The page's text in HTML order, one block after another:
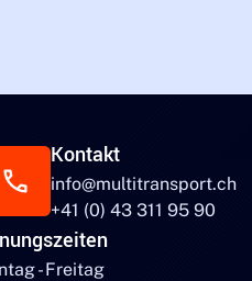
Kontakt
info@multitransport.ch
+41 (0) 43 311 95 90
- Freitag